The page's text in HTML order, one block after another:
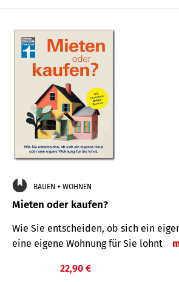
BAUEN + WOHNEN
Mieten oder kaufen?
Wie Sie entscheiden, ob sich ein
eine eigene Wohnung für Sie lohnt
22,90 €